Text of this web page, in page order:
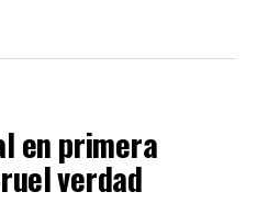
en primera
verdad